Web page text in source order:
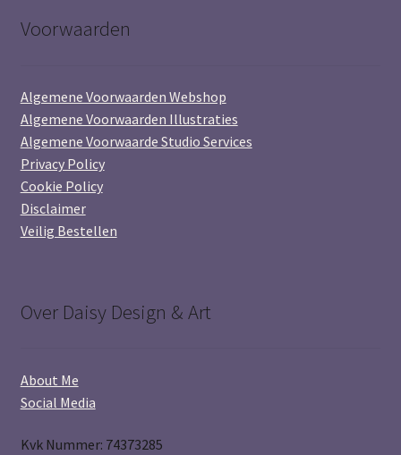
Voorwaarden
Algemene Voorwaarden Webshop
Algemene Voorwaarden Illustraties
Algemene Voorwaarde Studio Services
Privacy Policy
Cookie Policy
Disclaimer
Veilig Bestellen
Over Daisy Design & Art
About Me
Social Media
Kvk Nummer: 74373285